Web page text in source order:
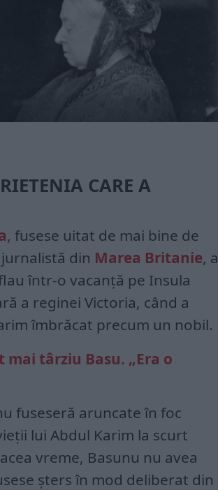
CARE A
, fusese uitat de mai bine de
din Marea Britanie, a
într-o vacanță pe Insula
a reginei Victoria, când a
îmbrăcat precum un nobil.
târziu Basu. „Era o
fuseseră aruncate în foc
lui Abdul Karim la scurt
vreme, Basunu nu avea
șters în mod deliberat din